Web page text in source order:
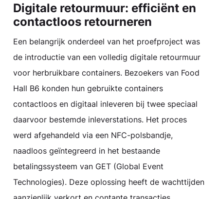
Digitale retourmuur: efficiënt en
contactloos retourneren
Een belangrijk onderdeel van het proefproject was
de introductie van een volledig digitale retourmuur
voor herbruikbare containers. Bezoekers van Food
Hall B6 konden hun gebruikte containers
contactloos en digitaal inleveren bij twee speciaal
daarvoor bestemde inleverstations. Het proces
werd afgehandeld via een NFC-polsbandje,
naadloos geïntegreerd in het bestaande
betalingssysteem van GET (Global Event
Technologies). Deze oplossing heeft de wachttijden